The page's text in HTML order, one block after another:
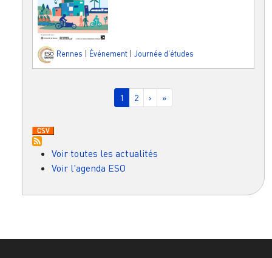
Rennes Événement Journée d'études
Page courante
1 Page
2 Page suivante
› Dernière page
»
Voir toutes les actualités
Voir l'agenda ESO